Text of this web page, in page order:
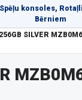
Spēļu konsoles,
Bērniem
256GB SILVER